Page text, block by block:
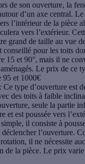
de son ouverture, la
d’un axe central.
l’intérieur de la pièce
vers l’extérieur.
grand de taille au vue
conseillé pour les toits
15 et 90°, mais il ne
Le prix de ce
95 et 1000€
: Ce type d’ouverture est
des toits à faible
seule la partie
et est poussée vers
il consiste à
l’ouverture.
il ne nécessite
de la pièce. Le prix